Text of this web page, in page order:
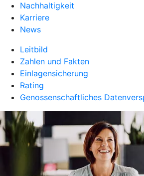
Nachhaltigkeit
Karriere
News
Leitbild
Zahlen und Fakten
Einlagensicherung
Rating
Genossenschaftliches